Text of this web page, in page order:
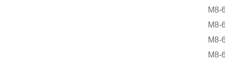
M8-
M8-
M8-
M8-